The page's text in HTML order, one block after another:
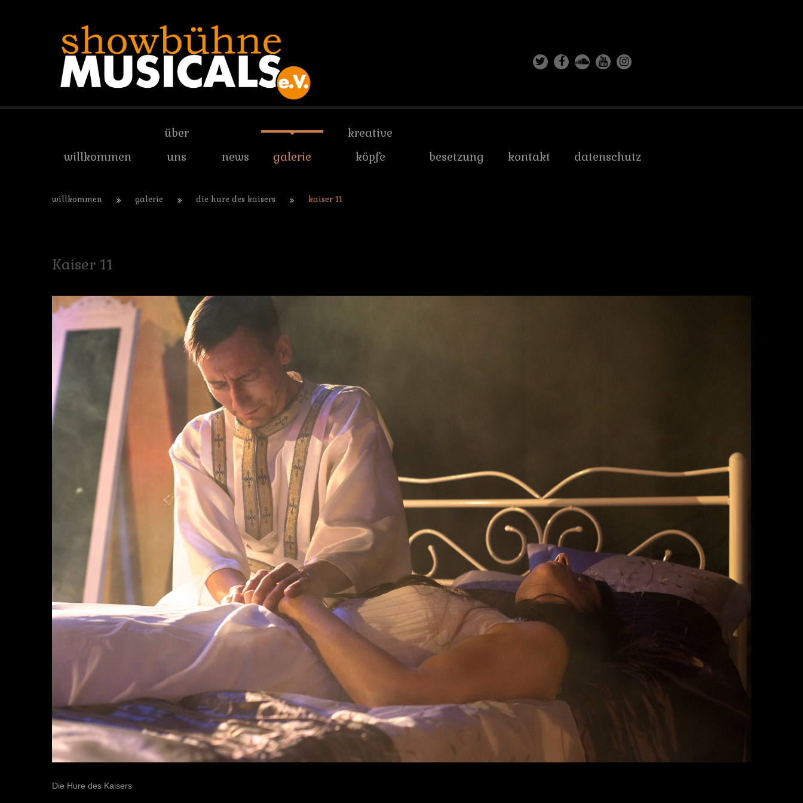
willkommen
über
uns
news galerie
kreative
köpfe
besetzung kontakt datenschutz
willkommen galerie die hure des kaisers kaiser 11
Kaiser 11
Die Hure des Kaisers